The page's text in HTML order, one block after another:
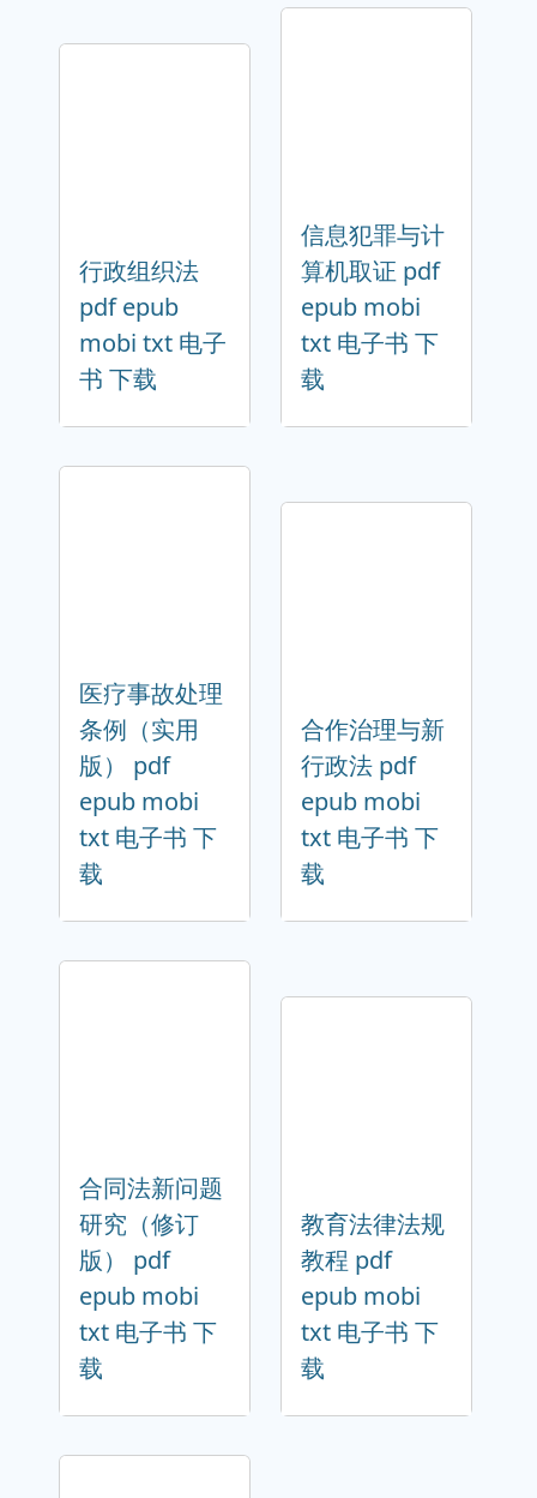
行政组织法
pdf epub
mobi txt 电子
书 下载
信息犯罪与计
算机取证 pdf
epub mobi
txt 电子书 下
载
医疗事故处理
条例（实用
版） pdf
epub mobi
txt 电子书 下
载
合作治理与新
行政法 pdf
epub mobi
txt 电子书 下
载
合同法新问题
研究（修订
版） pdf
epub mobi
txt 电子书 下
载
教育法律法规
教程 pdf
epub mobi
txt 电子书 下
载